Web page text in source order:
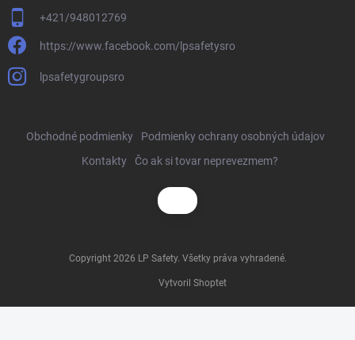
+421/948012769
https://www.facebook.com/lpsafetysro
lpsafetygroupsro
Obchodné podmienky
Podmienky ochrany osobných údajov
Kontakty
Čo ak si tovar neprevezmem?
Vytvoril Shoptet
Copyright 2026 LP Safety. Všetky práva vyhradené.